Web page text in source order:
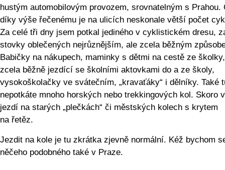
hustým automobilovým provozem, srovnatelným s Prahou.
díky výše řečenému je na ulicích neskonale větší počet
Za celé tři dny jsem potkal jediného v cyklistickém dresu,
stovky oblečených nejrůznějším, ale zcela běžným
Babičky na nákupech, maminky s dětmi na cestě ze
zcela běžně jezdící se školními aktovkami do a ze školy,
vysokoškolačky ve svátečním, „kravaťáky“ i dělníky. Také
nepotkáte mnoho horských nebo trekkingových kol. Skoro
jezdí na starých „plečkách“ či městských kolech s krytem
na řetěz.
Jezdit na kole je tu zkrátka zjevně normální. Kéž bychom
něčeho podobného také v Praze.